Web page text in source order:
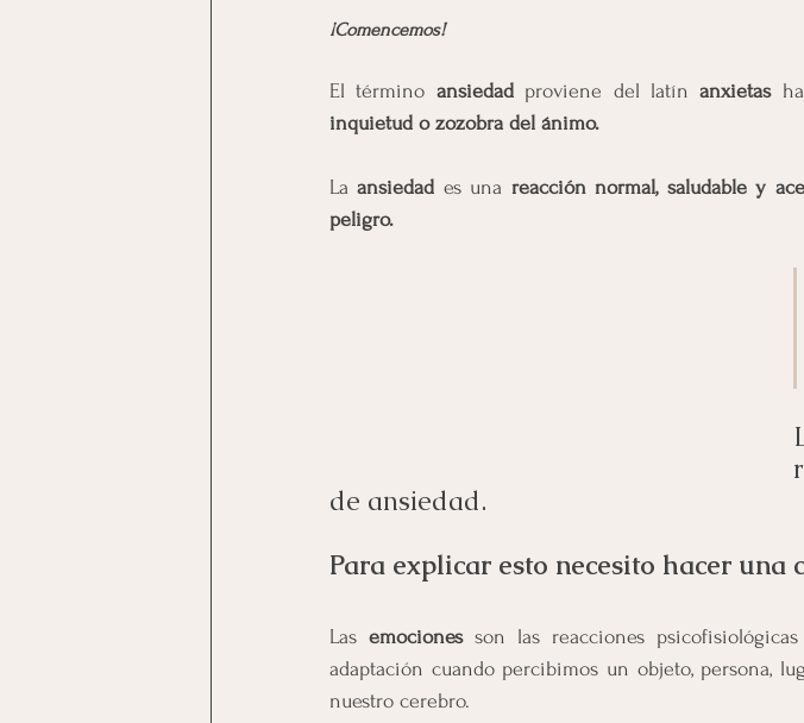
¡Comencemos!
El término ansiedad proviene del latín anxietas
inquietud o zozobra del ánimo.
La ansiedad es una reacción normal, saludable y
peligro.
de ansiedad.
Para explicar esto necesito hacer una
Las emociones son las reacciones
adaptación cuando percibimos un objeto, persona,
nuestro cerebro.